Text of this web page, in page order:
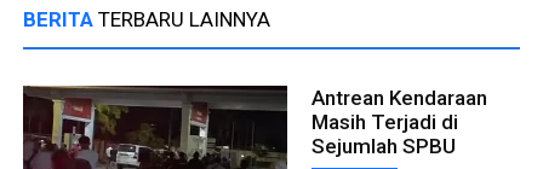
BERITA TERBARU LAINNYA
Antrean Kendaraan
Masih Terjadi di
Sejumlah SPBU